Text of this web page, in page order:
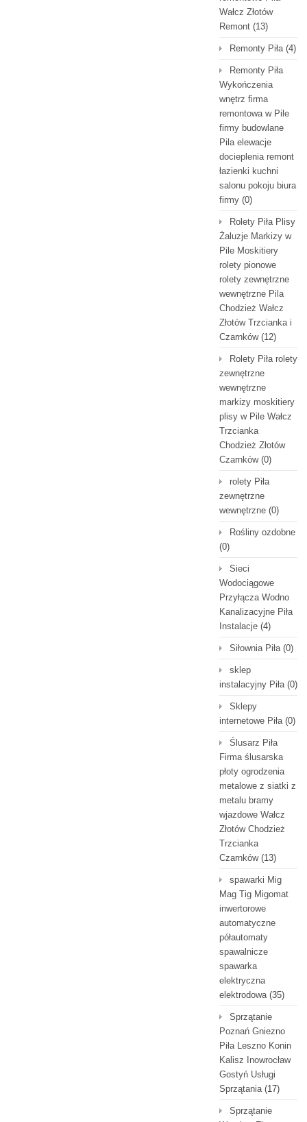
Wałcz Złotów
Remont (13)
Remonty Piła(4)
Remonty Piła
Wykończenia
wnętrz firma
remontowa w Pile
firmy budowlane
Pila elewacje
docieplenia remont
łazienki kuchni
salonu pokoju biura
firmy (0)
Rolety Piła Plisy
Żaluzje Markizy w
Pile Moskitiery
rolety pionowe
rolety zewnętrzne
wewnętrzne Pila
Chodzież Wałcz
Złotów Trzcianka i
Czarnków(12)
Rolety Piła rolety
zewnętrzne
wewnętrzne
markizy moskitiery
plisy w Pile Wałcz
Trzcianka
Chodzież Złotów
Czarnków(0)
rolety Piła
zewnętrzne
wewnętrzne (0)
Rośliny ozdobne
(0)
Sieci
Wodociągowe
Przyłącza Wodno
Kanalizacyjne Piła
Instalacje (4)
Siłownia Piła(0)
sklep
instalacyjny Piła(0)
Sklepy
internetowe Piła(0)
Ślusarz Piła
Firma ślusarska
płoty ogrodzenia
metalowe z siatki z
metalu bramy
wjazdowe Wałcz
Złotów Chodzież
Trzcianka
Czarnków(13)
spawarki Mig
Mag Tig Migomat
inwertorowe
automatyczne
półautomaty
spawalnicze
spawarka
elektryczna
elektrodowa(35)
Sprzątanie
Poznań Gniezno
Piła Leszno Konin
Kalisz Inowrocław
Gostyń Usługi
Sprzątania(17)
Sprzątanie